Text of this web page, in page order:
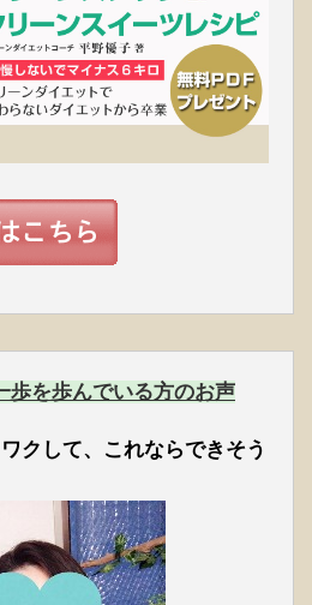
歩を歩んでいる方のお声
クして、これならできそう